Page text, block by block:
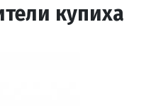
купиха